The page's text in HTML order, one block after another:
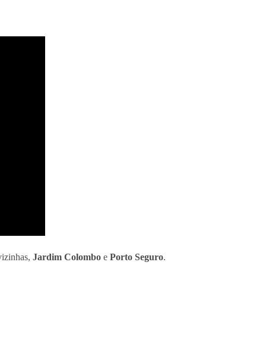
Jardim Colombo e Porto Seguro.